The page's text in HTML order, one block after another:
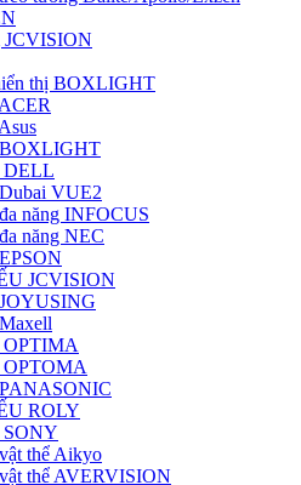
JCVISION
thị BOXLIGHT
DELL
VUE2
năng INFOCUS
năng NEC
JCVISION
OPTIMA
OPTOMA
ROLY
SONY
thể Aikyo
thể AVERVISION